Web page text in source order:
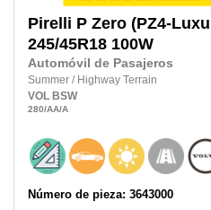
Pirelli P Zero (PZ4-
245/45R18 100W
Automóvil de Pasajeros
Summer / Highway Terrain
VOL BSW
280/AA/A
Número de pieza: 3643000